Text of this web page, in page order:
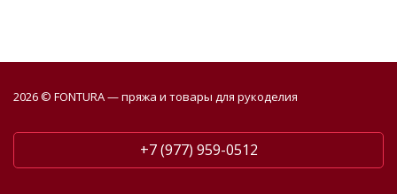
2026 © FONTURA — пряжа и товары для рукоделия
+7 (977) 959-0512